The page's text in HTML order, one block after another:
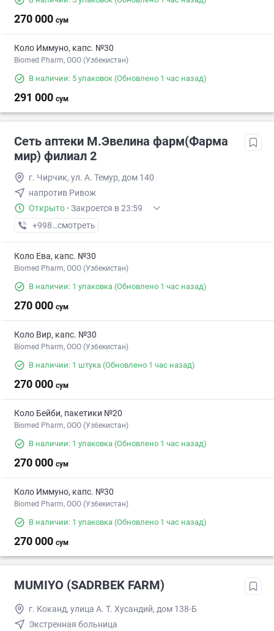
270 000 сум
Коло Иммуно, капс. №30
Biomed Pharm, OOO (Узбекистан)
В наличии: 5 упаковок (Обновлено 1 час назад)
291 000 сум
Сеть аптеки М.Эвелина фарм(Фарма
мир) филиал 2
г. Чирчик, ул. А. Темур, дом 140
напротив Ривож
Открыто · Закроется в 23:59
+998 (97) XXX-XX-XX
смотреть
Коло Ева, капс. №30
Biomed Pharm, OOO (Узбекистан)
В наличии: 1 упаковка (Обновлено 1 час назад)
270 000 сум
Коло Вир, капс. №30
Biomed Pharm, OOO (Узбекистан)
В наличии: 1 штука (Обновлено 1 час назад)
270 000 сум
Коло Бейби, пакетики №20
Biomed Pharm, OOO (Узбекистан)
В наличии: 1 упаковка (Обновлено 1 час назад)
270 000 сум
Коло Иммуно, капс. №30
Biomed Pharm, OOO (Узбекистан)
В наличии: 1 упаковка (Обновлено 1 час назад)
270 000 сум
MUMIYO (SADRBEK FARM)
г. Коканд, улица А. Т. Хусандий, дом 138-Б
Экстренная больница